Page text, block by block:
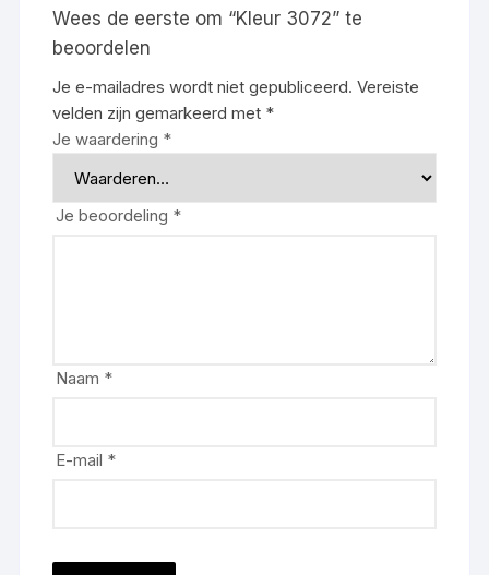
Wees de eerste om “Kleur 3072” te
beoordelen
Je e-mailadres wordt niet gepubliceerd. Vereiste
velden zijn gemarkeerd met *
Je waardering *
Je beoordeling *
Naam *
E-mail *